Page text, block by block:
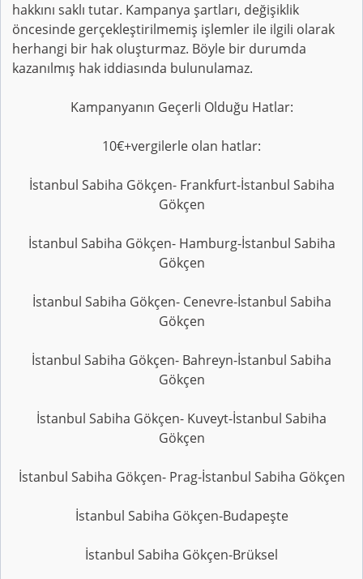
hakkını saklı tutar. Kampanya şartları, değişiklik
öncesinde gerçekleştirilmemiş işlemler ile ilgili olarak
herhangi bir hak oluşturmaz. Böyle bir durumda
kazanılmış hak iddiasında bulunulamaz.
Kampanyanın Geçerli Olduğu Hatlar:
10€+vergilerle olan hatlar:
İstanbul Sabiha Gökçen- Frankfurt-İstanbul Sabiha
Gökçen
İstanbul Sabiha Gökçen- Hamburg-İstanbul Sabiha
Gökçen
İstanbul Sabiha Gökçen- Cenevre-İstanbul Sabiha
Gökçen
İstanbul Sabiha Gökçen- Bahreyn-İstanbul Sabiha
Gökçen
İstanbul Sabiha Gökçen- Kuveyt-İstanbul Sabiha
Gökçen
İstanbul Sabiha Gökçen- Prag-İstanbul Sabiha Gökçen
İstanbul Sabiha Gökçen-Budapeşte
İstanbul Sabiha Gökçen-Brüksel